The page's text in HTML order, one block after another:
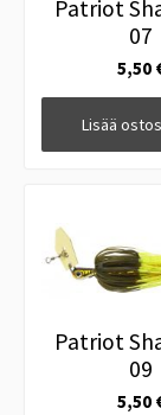
Patriot
07
5,50
Lisää
Patriot
09
5,50